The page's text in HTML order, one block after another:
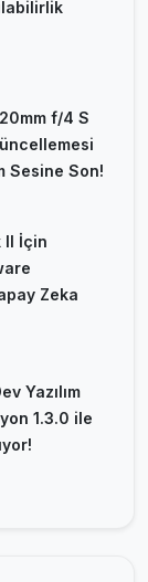
f/4 S
Sesine Son!
II İçin
Zeka
Yazılım
1.3.0 ile